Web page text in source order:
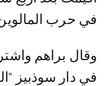
في حرب
وقال براهم
في دار سوذبيز